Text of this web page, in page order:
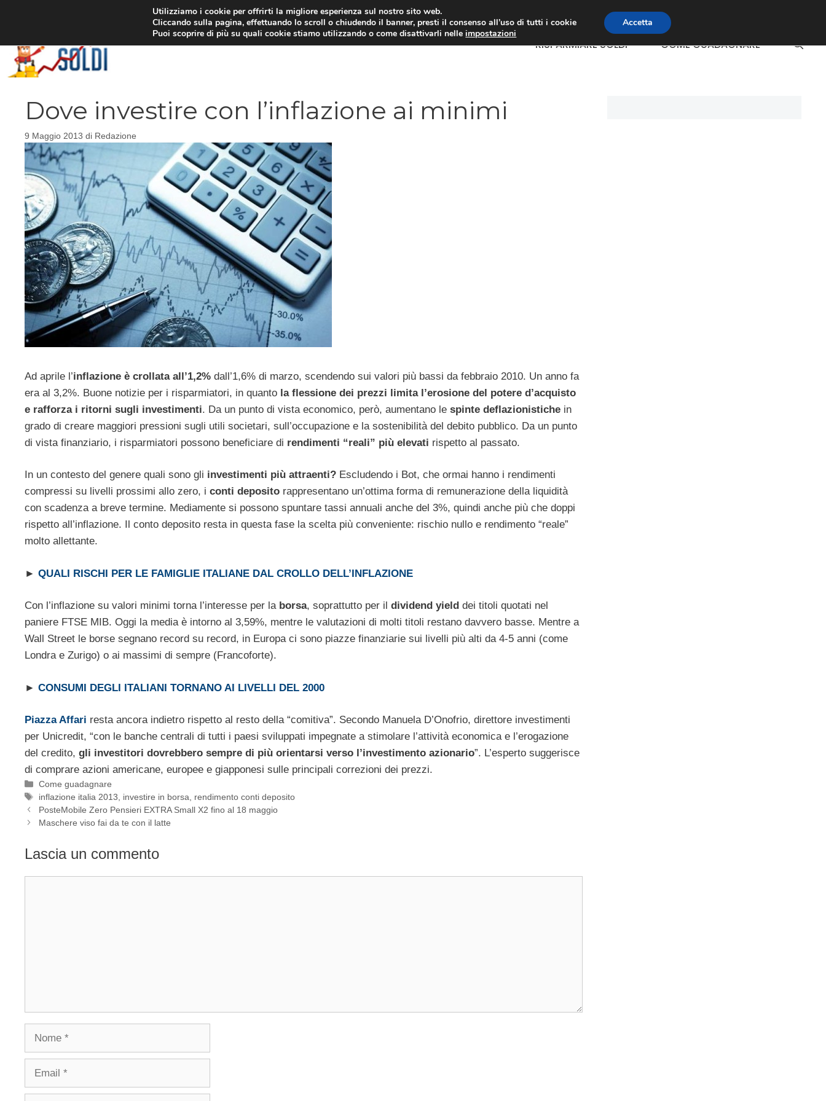
RISPARMIARE SOLDI COME GUADAGNARE
Dove investire con l’inflazione ai minimi
9 Maggio 2013 di Redazione
Ad aprile l’inflazione è crollata all’1,2% dall’1,6% di marzo, scendendo sui valori più bassi da febbraio 2010. Un anno fa
era al 3,2%. Buone notizie per i risparmiatori, in quanto la flessione dei prezzi limita l’erosione del potere d’acquisto
e rafforza i ritorni sugli investimenti. Da un punto di vista economico, però, aumentano le spinte deflazionistiche in
grado di creare maggiori pressioni sugli utili societari, sull’occupazione e la sostenibilità del debito pubblico. Da un punto
di vista finanziario, i risparmiatori possono beneficiare di rendimenti “reali” più elevati rispetto al passato.
In un contesto del genere quali sono gli investimenti più attraenti? Escludendo i Bot, che ormai hanno i rendimenti
compressi su livelli prossimi allo zero, i conti deposito rappresentano un’ottima forma di remunerazione della liquidità
con scadenza a breve termine. Mediamente si possono spuntare tassi annuali anche del 3%, quindi anche più che doppi
rispetto all’inflazione. Il conto deposito resta in questa fase la scelta più conveniente: rischio nullo e rendimento “reale”
molto allettante.
► QUALI RISCHI PER LE FAMIGLIE ITALIANE DAL CROLLO DELL’INFLAZIONE
Con l’inflazione su valori minimi torna l’interesse per la borsa, soprattutto per il dividend yield dei titoli quotati nel
paniere FTSE MIB. Oggi la media è intorno al 3,59%, mentre le valutazioni di molti titoli restano davvero basse. Mentre a
Wall Street le borse segnano record su record, in Europa ci sono piazze finanziarie sui livelli più alti da 4-5 anni (come
Londra e Zurigo) o ai massimi di sempre (Francoforte).
► CONSUMI DEGLI ITALIANI TORNANO AI LIVELLI DEL 2000
Piazza Affari resta ancora indietro rispetto al resto della “comitiva”. Secondo Manuela D’Onofrio, direttore investimenti
per Unicredit, “con le banche centrali di tutti i paesi sviluppati impegnate a stimolare l’attività economica e l’erogazione
del credito, gli investitori dovrebbero sempre di più orientarsi verso l’investimento azionario”. L’esperto suggerisce
di comprare azioni americane, europee e giapponesi sulle principali correzioni dei prezzi.
Categorie
Come guadagnare
Tag
inflazione italia 2013 investire in borsa
rendimento conti deposito
PosteMobile Zero Pensieri EXTRA Small X2 fino al 18 maggio
Maschere viso fai da te con il latte
Lascia un commento
Utilizziamo i cookie per offrirti la migliore esperienza sul nostro sito web.
Cliccando sulla pagina, effettuando lo scroll o chiudendo il banner, presti il consenso all’uso di tutti i cookie
Puoi scoprire di più su quali cookie stiamo utilizzando o come disattivarli nelleimpostazioni
Accetta